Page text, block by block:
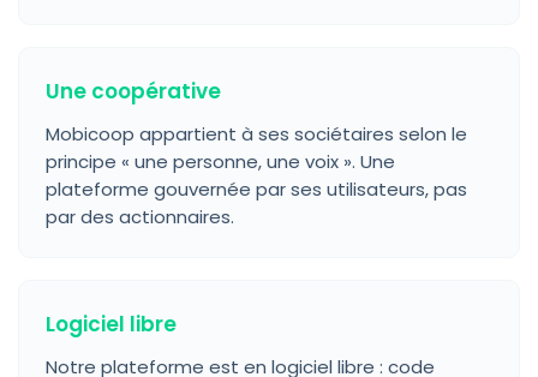
Une coopérative
Mobicoop appartient à ses sociétaires selon le
principe « une personne, une voix ». Une
plateforme gouvernée par ses utilisateurs, pas
par des actionnaires.
Logiciel libre
Notre plateforme est en logiciel libre : code